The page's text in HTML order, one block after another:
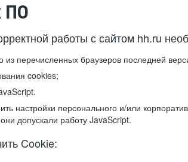
ПО
работы с сайтом hh.ru
из перечисленных браузеров последней
cookies;
настройки персонального и/или
допускали работу JavaScript.
Cookie: